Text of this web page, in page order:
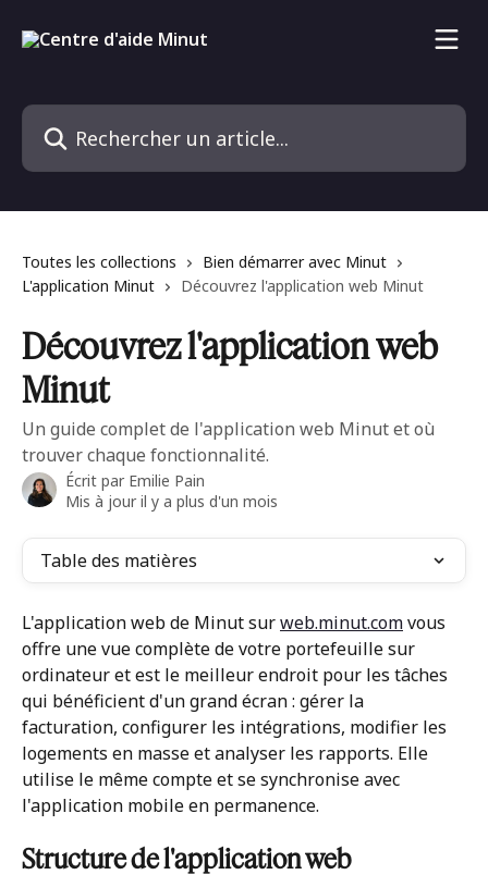
Rechercher un article...
Toutes les collections
Bien démarrer avec Minut
L'application Minut
Découvrez l'application web Minut
Découvrez l'application web
Minut
Un guide complet de l'application web Minut et où
trouver chaque fonctionnalité.
Écrit par Emilie Pain
Mis à jour il y a plus d'un mois
Table des matières
L'application web de Minut sur web.minut.com vous
offre une vue complète de votre portefeuille sur
ordinateur et est le meilleur endroit pour les tâches
qui bénéficient d'un grand écran : gérer la
facturation, configurer les intégrations, modifier les
logements en masse et analyser les rapports. Elle
utilise le même compte et se synchronise avec
l'application mobile en permanence.
Structure de l'application web